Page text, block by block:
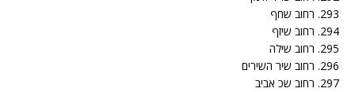
293. רחוב שחף
294. רחוב שיזף
295. רחוב שילה
296. רחוב שיר השירים
297. רחוב שכ אביב